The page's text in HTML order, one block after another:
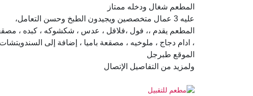
المطعم شغال ودخله ممتاز
عليه 3 عمال متخصصين ويجيدون الطبخ وحسن التعامل،
المطعم يقدم ،، فول ،فلافل ، عدس ، شكشوكه ، كبده ،
، ادام دجاج ، ملوخيه ، مصقعة باميا ، إضافة إلى السندويتشات
الموقع طبرجل
ولمزيد من التفاصيل الإتصال